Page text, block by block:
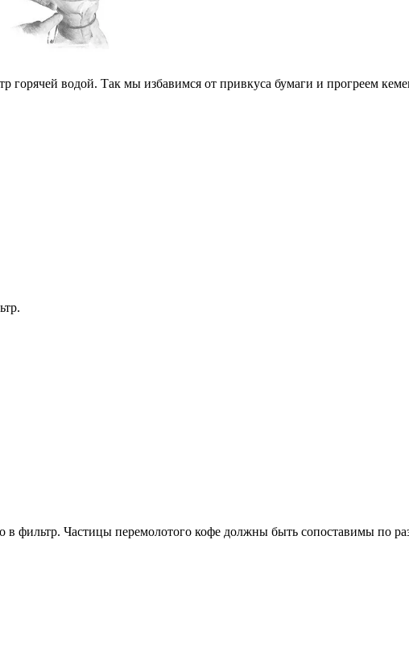
горячей водой. Так мы избавимся от привкуса бумаги и прогреем
в фильтр. Частицы перемолотого кофе должны быть сопоставимы по